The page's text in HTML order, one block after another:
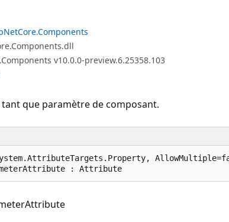
v10.0.0-preview.6.25358.103
que paramètre de composant.
: Attribute